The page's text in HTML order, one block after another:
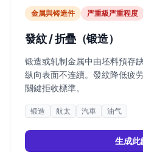
金属與铸造件 严重級严重程度
發紋 / 折疊（锻造）
锻造或轧制金属中由坯料預存
纵向表面不连續。發紋降低疲
關鍵拒收標準。
锻造 航太 汽車 油气
生成此